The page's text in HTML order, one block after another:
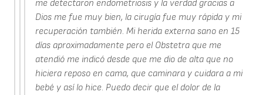
me detectaron endometriosis y la verdad gracias a
Dios me fue muy bien, la cirugía fue muy rápida y mi
recuperación también. Mi herida externa sano en 15
días aproximadamente pero el Obstetra que me
atendió me indicó desde que me dio de alta que no
hiciera reposo en cama, que caminara y cuidara a mi
bebé y así lo hice. Puedo decir que el dolor de la